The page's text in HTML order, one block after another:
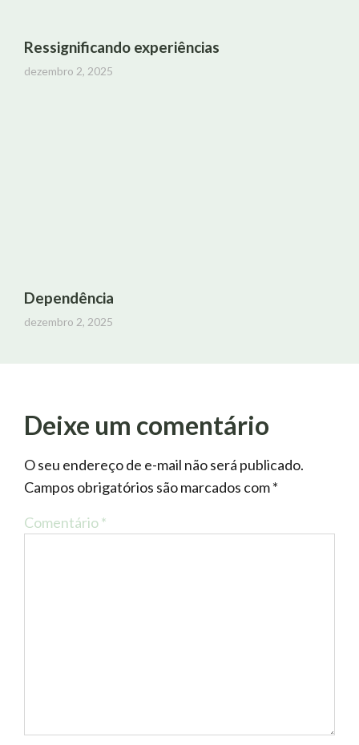
Ressignificando experiências
dezembro 2, 2025
Dependência
dezembro 2, 2025
Deixe um comentário
O seu endereço de e-mail não será publicado.
Campos obrigatórios são marcados com*
Comentário*